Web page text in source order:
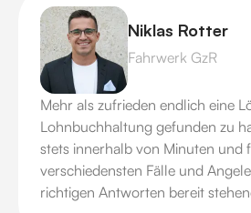
Niklas Rotter
Fahrwerk GzR
Mehr als zufrieden endlich eine
Lohnbuchhaltung gefunden zu
stets innerhalb von Minuten und
verschiedensten Fälle und
richtigen Antworten bereit